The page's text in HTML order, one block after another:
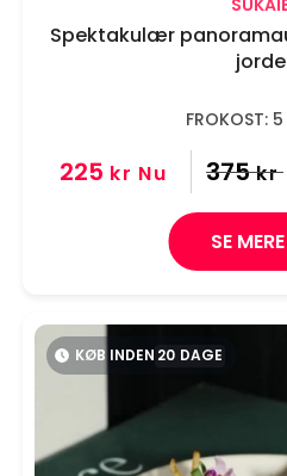
Spektakulær
FROKOST: 5
225 kr Nu 375 kr
SE
KØB INDEN 20 DAGE